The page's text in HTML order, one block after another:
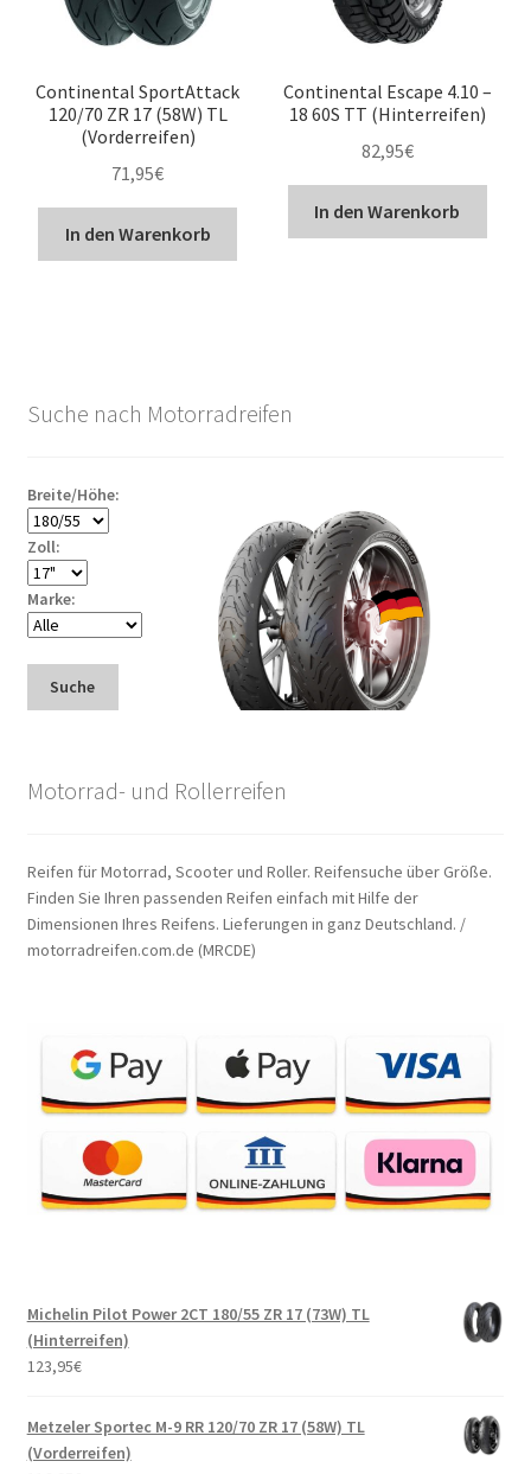
Continental SportAttack
120/70 ZR 17 (58W) TL
(Vorderreifen)
71,95€
In den Warenkorb
Continental Escape 4.10 –
18 60S TT (Hinterreifen)
82,95€
In den Warenkorb
Suche nach Motorradreifen
Breite/Höhe:
Zoll:
Marke:
Suche
Motorrad- und Rollerreifen
Reifen für Motorrad, Scooter und Roller. Reifensuche über Größe.
Finden Sie Ihren passenden Reifen einfach mit Hilfe der
Dimensionen Ihres Reifens. Lieferungen in ganz Deutschland. /
motorradreifen.com.de (MRCDE)
Michelin Pilot Power 2CT 180/55 ZR 17 (73W) TL
(Hinterreifen)
123,95€
Metzeler Sportec M-9 RR 120/70 ZR 17 (58W) TL
(Vorderreifen)